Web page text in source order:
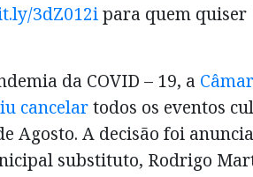
3dZ012ipara quem quiser
da COVID – 19, a
cancelartodos os eventos
Agosto. A decisão foi
substituto, Rodrigo